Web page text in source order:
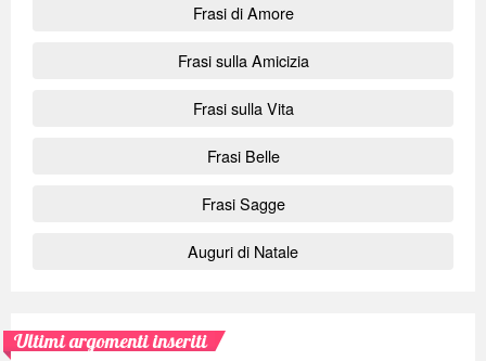
Frasi di Amore
Frasi sulla Amicizia
Frasi sulla Vita
Frasi Belle
Frasi Sagge
Auguri di Natale
Ultimi argomenti inseriti